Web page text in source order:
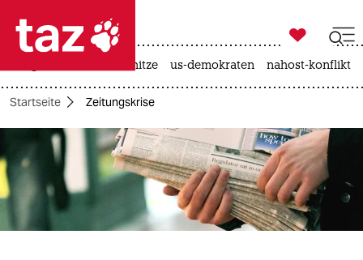
 taz zahl ich
taz zahl ich
themen
politik
öko

taz zahl ich
hitze us-demokraten nahost-konflikt
Startseite Zeitungskrise